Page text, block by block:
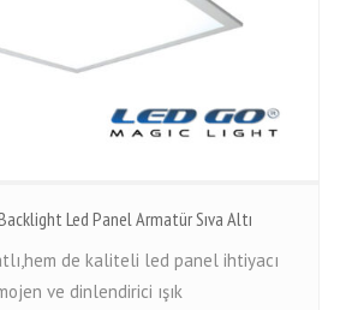
Led Panel Armatür Sıva Altı
de kaliteli led panel ihtiyacı
ve dinlendirici ışık